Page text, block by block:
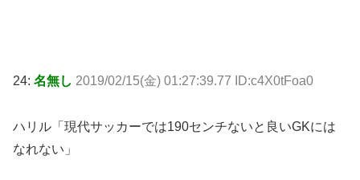
24: 名無し 2019/02/15(金) 01:27:39.77 ID:c4X0tFoa0
ハリル「現代サッカーでは190センチないと良いGKには
なれない」